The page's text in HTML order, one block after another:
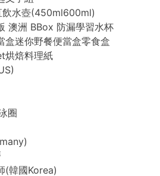
飲水壺(450ml600ml)
澳洲 BBox 防漏學習水杯
盒迷你野餐便當盒零食盒
烘焙料理紙
圈
(韓國Korea)